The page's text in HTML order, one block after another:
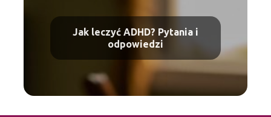
Jak leczyć ADHD? Pytania i
odpowiedzi